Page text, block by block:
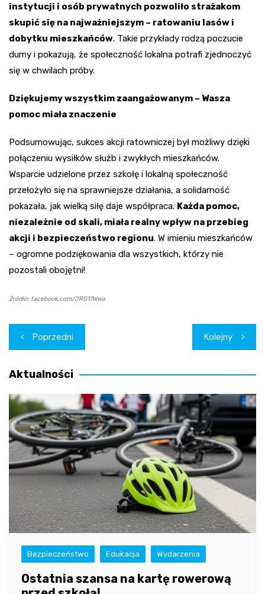
instytucji i osób prywatnych pozwoliło strażakom
skupić się na najważniejszym – ratowaniu lasów i
dobytku mieszkańców. Takie przykłady rodzą poczucie
dumy i pokazują, że społeczność lokalna potrafi zjednoczyć
się w chwilach próby.
Dziękujemy wszystkim zaangażowanym – Wasza
pomoc miała znaczenie
Podsumowując, sukces akcji ratowniczej był możliwy dzięki
połączeniu wysiłków służb i zwykłych mieszkańców.
Wsparcie udzielone przez szkołę i lokalną społeczność
przełożyło się na sprawniejsze działania, a solidarność
pokazała, jak wielką siłę daje współpraca. Każda pomoc,
niezależnie od skali, miała realny wpływ na przebieg
akcji i bezpieczeństwo regionu. W imieniu mieszkańców
– ogromne podziękowania dla wszystkich, którzy nie
pozostali obojętni!
Źródło: facebook.com/JRG17Wwa
Nawigacja
wpisu
Poprzedni Kolejny
Aktualności
Bezpieczeństwo Edukacja Wydarzenia
Ostatnia szansa na kartę rowerową